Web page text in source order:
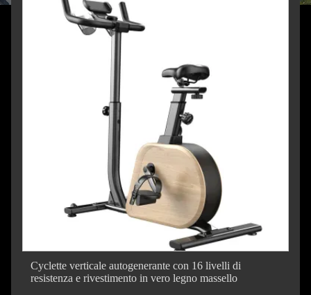
Cyclette verticale autogenerante con 16 livelli di
resistenza e rivestimento in vero legno massello